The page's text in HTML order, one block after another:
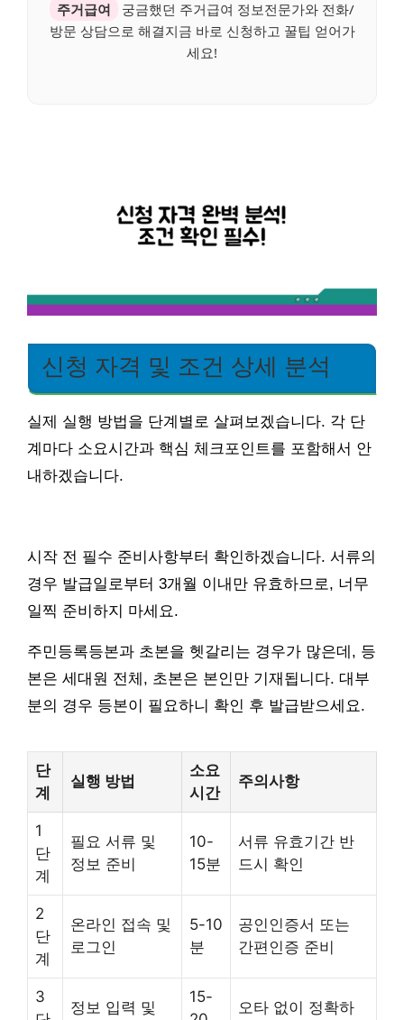
주거급여
궁금했던 주거급여 정보전문가와 전화/
방문 상담으로 해결지금 바로 신청하고 꿀팁 얻어가
세요!
신청 자격 및 조건 상세 분석
실제 실행 방법을 단계별로 살펴보겠습니다. 각 단
계마다 소요시간과 핵심 체크포인트를 포함해서 안
내하겠습니다.
시작 전 필수 준비사항부터 확인하겠습니다. 서류의
경우 발급일로부터 3개월 이내만 유효하므로, 너무
일찍 준비하지 마세요.
주민등록등본과 초본을 헷갈리는 경우가 많은데, 등
본은 세대원 전체, 초본은 본인만 기재됩니다. 대부
분의 경우 등본이 필요하니 확인 후 발급받으세요.
단
계
실행 방법
소요
시간
주의사항
1
단
계
필요 서류 및
정보 준비
10-
15분
서류 유효기간 반
드시 확인
2
단
계
온라인 접속 및
로그인
5-10
분
공인인증서 또는
간편인증 준비
3
정보 입력 및
15-
오타 없이 정확하